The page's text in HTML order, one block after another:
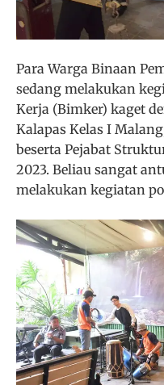
Para Warga Binaan
sedang melakukan
Kerja (Bimker) kaget
Kalapas Kelas I
beserta Pejabat
2023. Beliau sangat
melakukan kegiatan